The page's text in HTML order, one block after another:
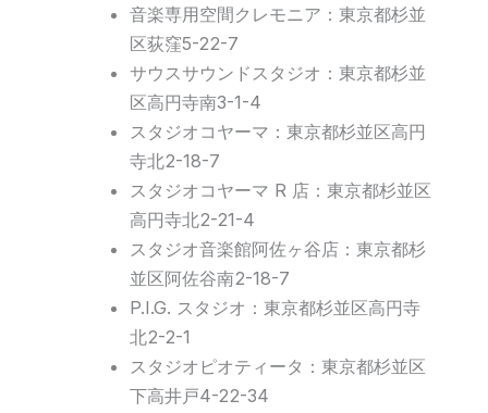
音楽専用空間クレモニア：東京都杉並
区荻窪5-22-7
サウスサウンドスタジオ：東京都杉並
区高円寺南3-1-4
スタジオコヤーマ：東京都杉並区高円
寺北2-18-7
スタジオコヤーマ R 店：東京都杉並区
高円寺北2-21-4
スタジオ音楽館阿佐ヶ谷店：東京都杉
並区阿佐谷南2-18-7
P.I.G. スタジオ：東京都杉並区高円寺
北2-2-1
スタジオピオティータ：東京都杉並区
下高井戸4-22-34